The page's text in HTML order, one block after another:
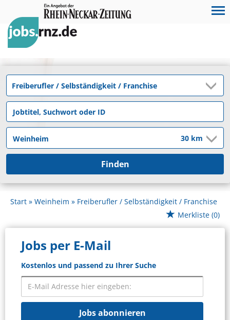
Finden
Start Weinheim
Freiberufler / Selbständigkeit / Franchise
Merkliste (0)
Jobs per E-Mail
Kostenlos und passend zu Ihrer Suche
Jobs abonnieren